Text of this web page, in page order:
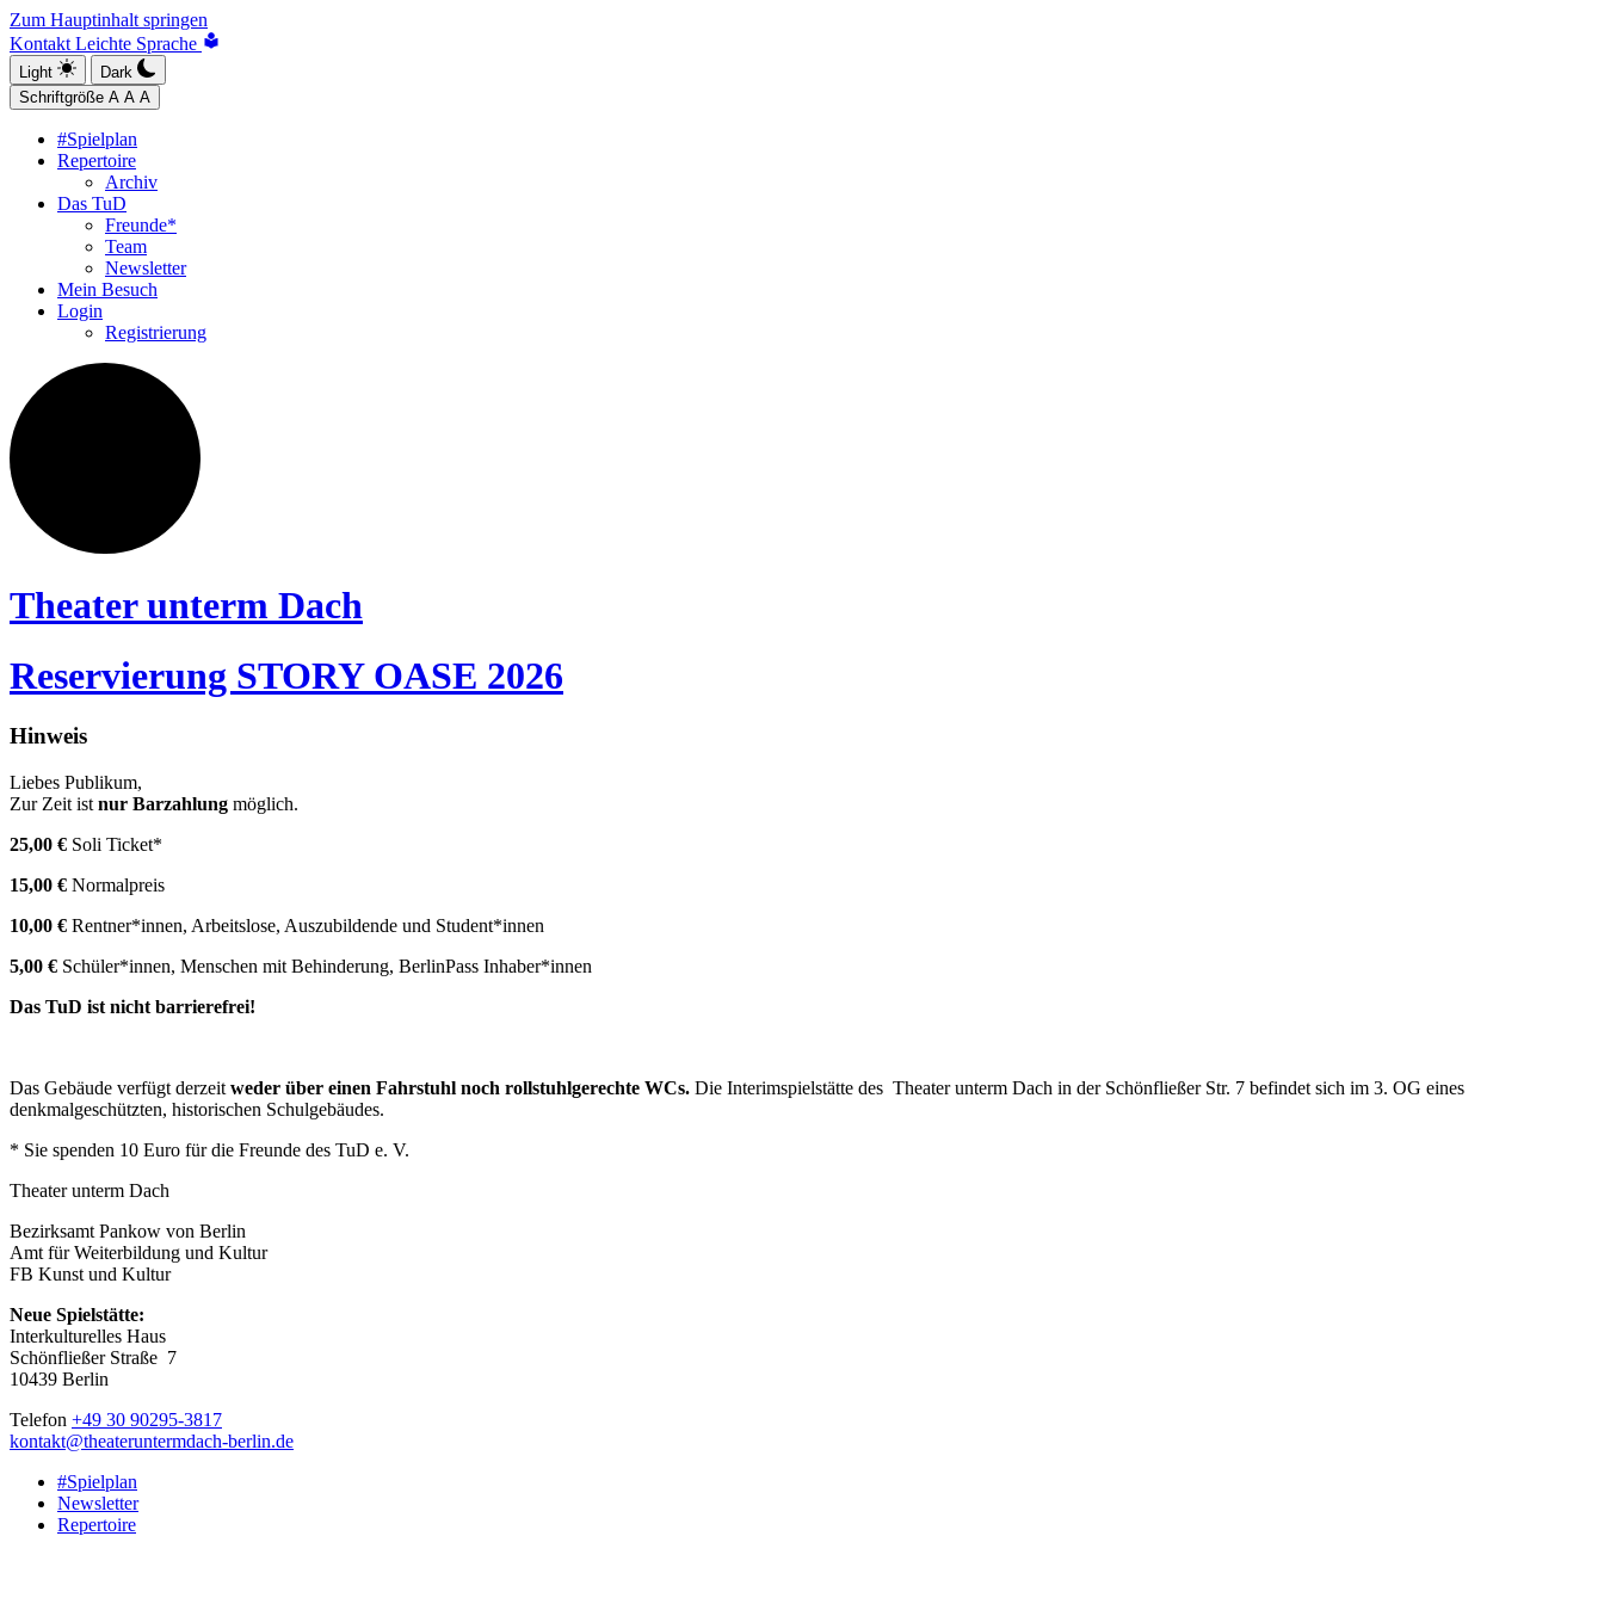
Zum Hauptinhalt springen
Kontakt Leichte Sprache
Light
Dark
Schriftgröße A A A
#Spielplan
Repertoire
Archiv
Das TuD
Freunde*
Team
Newsletter
Mein Besuch
Login
Registrierung
Theater unterm Dach
Reservierung STORY OASE 2026
Hinweis
Liebes Publikum,
Zur Zeit ist nur Barzahlung möglich.
25,00 € Soli Ticket*
15,00 € Normalpreis
10,00 € Rentner*innen, Arbeitslose, Auszubildende und Student*innen
5,00 € Schüler*innen, Menschen mit Behinderung, BerlinPass Inhaber*innen
Das TuD ist nicht barrierefrei!
Das Gebäude verfügt derzeit weder über einen Fahrstuhl noch rollstuhlgerechte WCs. Die Interimspielstätte des Theater unterm Dach in der Schönfließer Str. 7 befindet sich im 3. OG eines
denkmalgeschützten, historischen Schulgebäudes.
* Sie spenden 10 Euro für die Freunde des TuD e. V.
Theater unterm Dach
Bezirksamt Pankow von Berlin
Amt für Weiterbildung und Kultur
FB Kunst und Kultur
Neue Spielstätte:
Interkulturelles Haus
Schönfließer Straße 7
10439 Berlin
Telefon +49 30 90295-3817
kontakt@theateruntermdach-berlin.de
#Spielplan
Newsletter
Repertoire